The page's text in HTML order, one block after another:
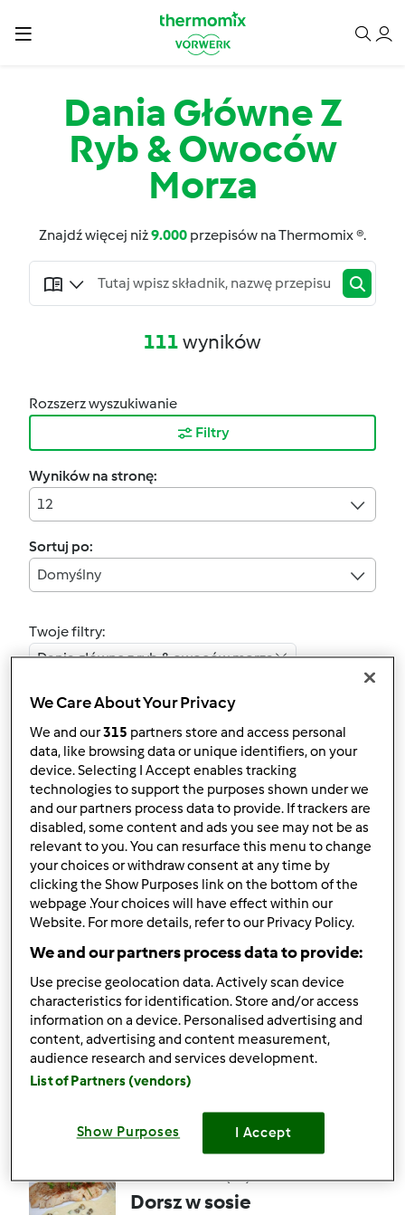
Dania Główne Z
Ryb & Owoców
Morza
Znajdź więcej niż9.000 przepisów na Thermomix ®.
111wyników
Rozszerz wyszukiwanie
Filtry
Wyników na stronę:
12
Sortuj po:
Domyślny
Twoje filtry:
Dania główne z ryb & owoców morza
Wyczyść
3.5(4)
Przepis jest testowany
Filety z dorsza z
masłem cytrusowym
przezGość
2 9 Łatwy 4 15min
4.5(26)
Krewetki w sosie
śmietanowym
przezGość
4.8(25)
Dorsz w sosie
We Care About Your Privacy
We and our315 partners store and access personal
data, like browsing data or unique identifiers, on your
device. Selecting I Accept enables tracking
technologies to support the purposes shown under we
and our partners process data to provide. If trackers are
disabled, some content and ads you see may not be as
relevant to you. You can resurface this menu to change
your choices or withdraw consent at any time by
clicking the Show Purposes link on the bottom of the
webpage .Your choices will have effect within our
Website. For more details, refer to our Privacy Policy.
We and our partners process data to provide:
Use precise geolocation data. Actively scan device
characteristics for identification. Store and/or access
information on a device. Personalised advertising and
content, advertising and content measurement,
audience research and services development.
List of Partners (vendors)
Show Purposes I Accept